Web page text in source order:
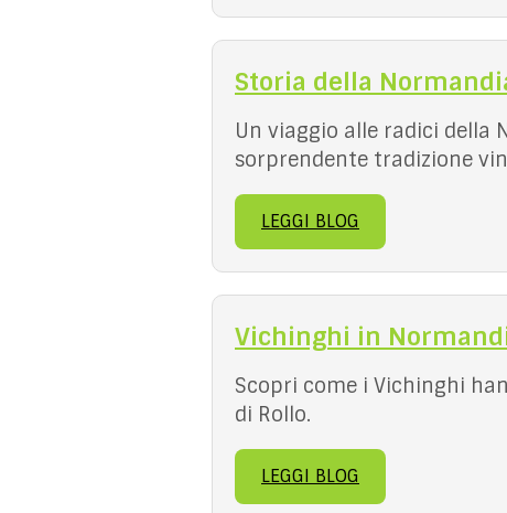
Storia della
Un viaggio alle radici della
sorprendente tradizione
LEGGI BLOG
Vichinghi in
Scopri come i Vichinghi
di Rollo.
LEGGI BLOG